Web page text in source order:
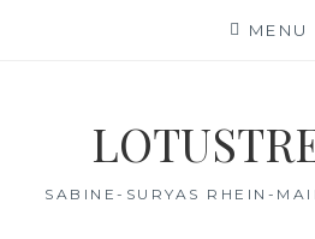
MENU
SABINE-SURYAS RHEIN-